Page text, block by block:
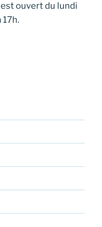
ouvert du lundi
17h.